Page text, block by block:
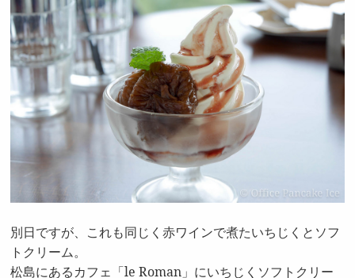
別日ですが、これも同じく赤ワインで煮たいちじくとソフ
トクリーム。
松島にあるカフェ 「le Roman」 にいちじくソフトクリー